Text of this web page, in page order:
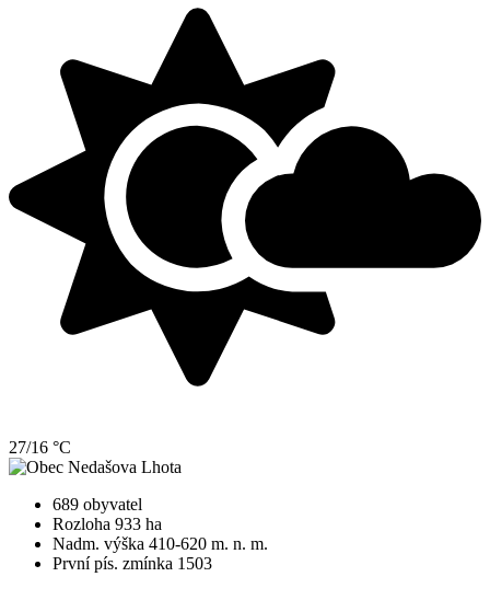
27/16 °C
689 obyvatel
Rozloha 933 ha
Nadm. výška 410-620 m. n. m.
První pís. zmínka 1503